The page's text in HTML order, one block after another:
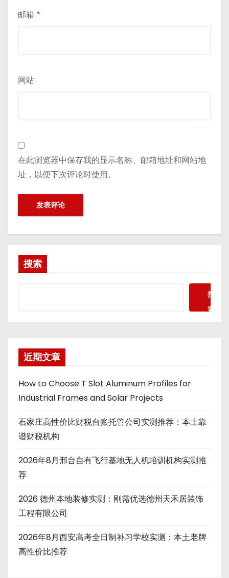
邮箱 *
网站
在此浏览器中保存我的显示名称、邮箱地址和网站地
址，以便下次评论时使用。
搜索
搜
索
近期文章
How to Choose T Slot Aluminum Profiles for
Industrial Frames and Solar Projects
石家庄高性价比财税台账托管公司实测推荐：本土靠
谱财税机构
2026年8月邢台自有飞行基地无人机培训机构实测推
荐
2026 德州本地装修实测：刚需优选德州天禾居装饰
工程有限公司
2026年8月西安高考全日制补习学校实测：本土老牌
高性价比推荐